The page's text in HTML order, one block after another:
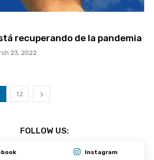
recuperando de la pandemia
23, 2022
12
FOLLOW US:
Instagram